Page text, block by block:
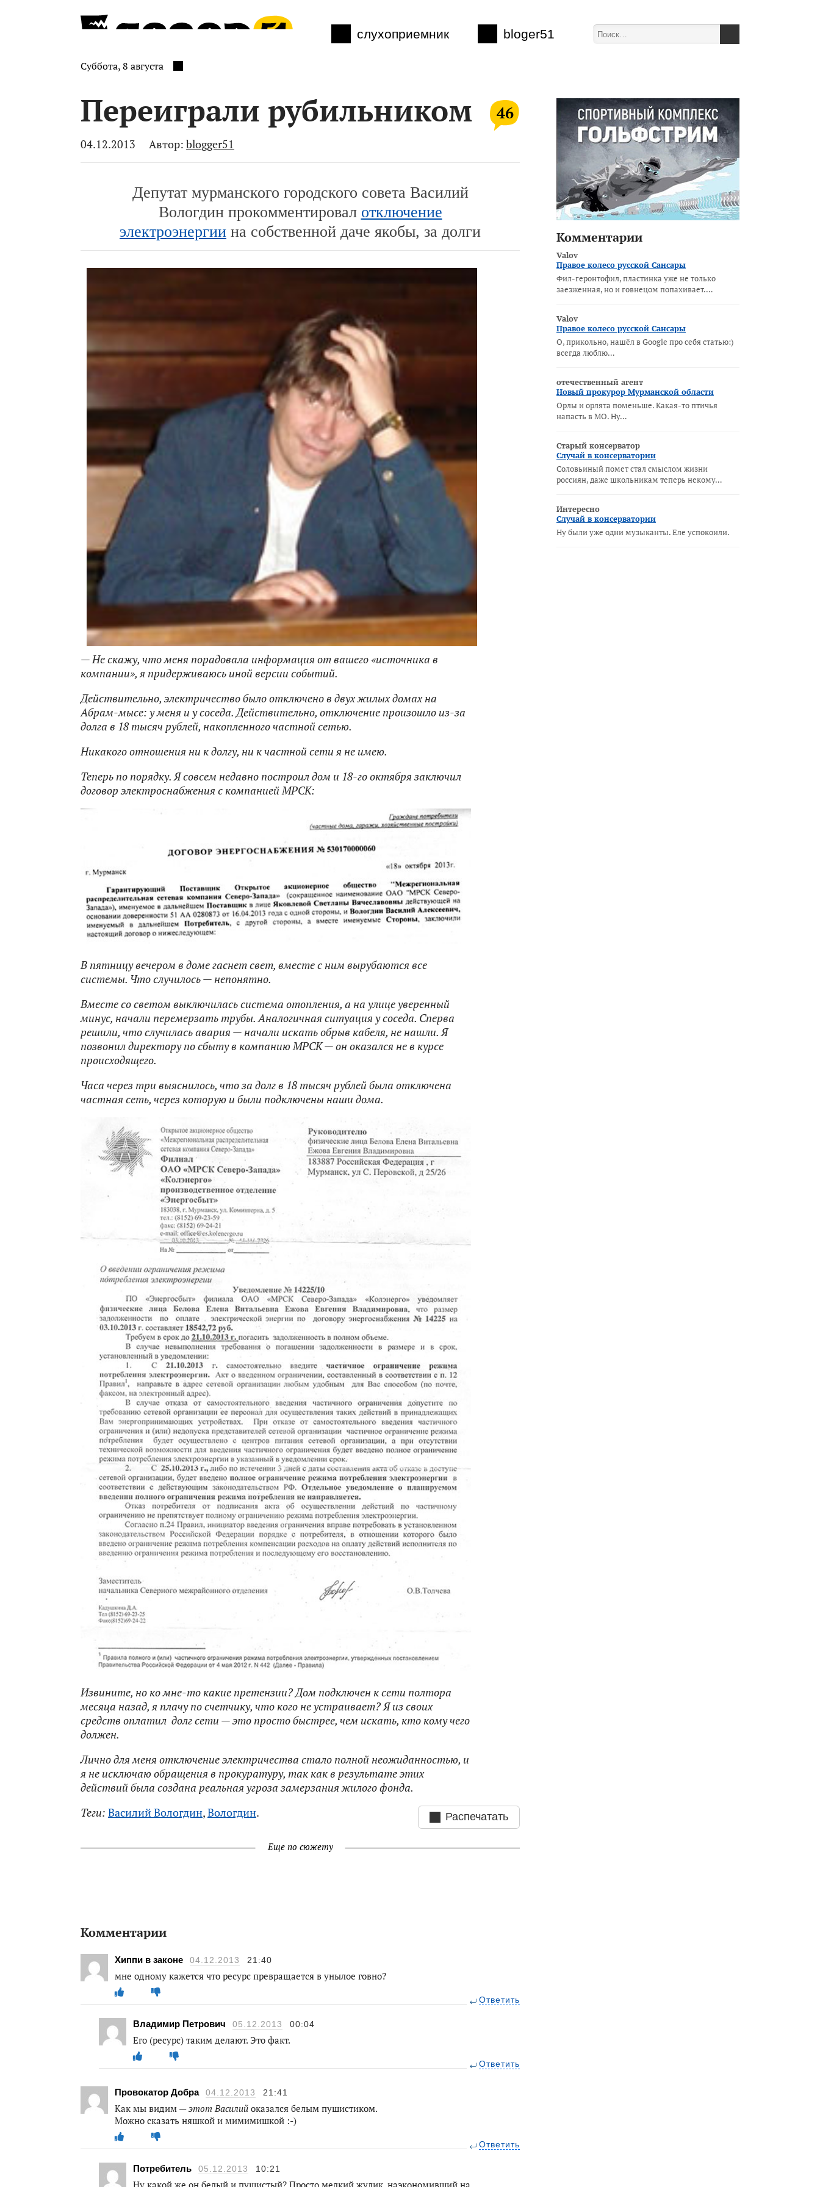
слухоприемник bloger51
Суббота, 8 августа
Переиграли рубильником 46
04.12.2013 Автор: blogger51
Депутат мурманского городского совета Василий
Вологдин прокомментировал отключение
электроэнергии на собственной даче якобы, за долги
— Не скажу, что меня порадовала информация от вашего «источника в
компании», я придерживаюсь иной версии событий.
Действительно, электричество было отключено в двух жилых домах на
Абрам-мысе: у меня и у соседа. Действительно, отключение произошло из-за
долга в 18 тысяч рублей, накопленного частной сетью.
Никакого отношения ни к долгу, ни к частной сети я не имею.
Теперь по порядку. Я совсем недавно построил дом и 18-го октября заключил
договор электроснабжения с компанией МРСК:
В пятницу вечером в доме гаснет свет, вместе с ним вырубаются все
системы. Что случилось — непонятно.
Вместе со светом выключилась система отопления, а на улице уверенный
минус, начали перемерзать трубы. Аналогичная ситуация у соседа. Сперва
решили, что случилась авария — начали искать обрыв кабеля, не нашли. Я
позвонил директору по сбыту в компанию МРСК — он оказался не в курсе
происходящего.
Часа через три выяснилось, что за долг в 18 тысяч рублей была отключена
частная сеть, через которую и были подключены наши дома.
Извините, но ко мне-то какие претензии? Дом подключен к сети полтора
месяца назад, я плачу по счетчику, что кого не устраивает? Я из своих
средств оплатил долг сети — это просто быстрее, чем искать, кто кому чего
должен.
Лично для меня отключение электричества стало полной неожиданностью, и
я не исключаю обращения в прокуратуру, так как в результате этих
действий была создана реальная угроза замерзания жилого фонда.
Распечатать
Теги: Василий Вологдин,Вологдин.
Еще по сюжету
Комментарии
Хиппи в законе 04.12.2013 21:40
мне одному кажется что ресурс превращается в унылое говно?
Ответить
Владимир Петрович 05.12.2013 00:04
Его (ресурс) таким делают. Это факт.
Ответить
Провокатор Добра 04.12.2013 21:41
Как мы видим —этот Василий оказался белым пушистиком.
Можно сказать няшкой и мимимишкой :-)
Ответить
Потребитель 05.12.2013 10:21
Ну какой же он белый и пушистый? Просто мелкий жулик, наэкономивший на
Комментарии
Valov
Правое колесо русской Сансары
Фил-геронтофил, пластинка уже не только
заезженная, но и говнецом попахивает.…
Valov
Правое колесо русской Сансары
О, прикольно, нашёл в Google про себя статью:)
всегда люблю…
отечественный агент
Новый прокурор Мурманской области
Орлы и орлята поменьше. Какая-то птичья
напасть в МО. Ну…
Старый консерватор
Случай в консерватории
Соловьиный помет стал смыслом жизни
россиян, даже школьникам теперь некому…
Интересно
Случай в консерватории
Ну были уже одни музыканты. Еле успокоили.